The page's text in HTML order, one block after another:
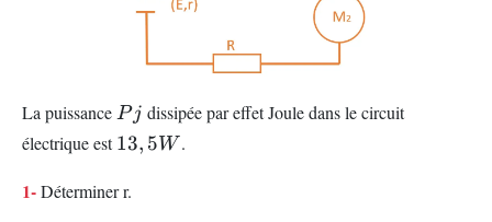
La puissance Pj
Pj dissipée par effet Joule dans le circuit
électrique est13
W
13, 5W .
1-Déterminer r.